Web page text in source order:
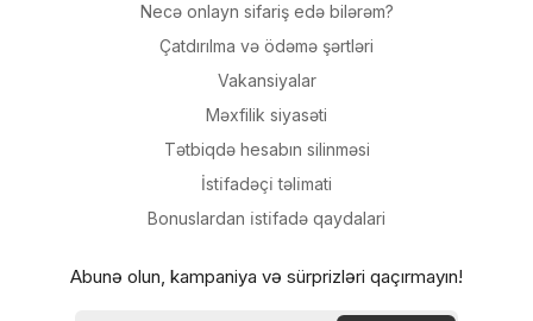
Necə onlayn sifariş edə bilərəm?
Çatdırılma və ödəmə şərtləri
Vakansiyalar
Məxfilik siyasəti
Tətbiqdə hesabın silinməsi
İsti̇fadəçi̇ təli̇mati
Bonuslardan i̇sti̇fadə qaydalari
Abunə olun, kampaniya və sürprizləri qaçırmayın!